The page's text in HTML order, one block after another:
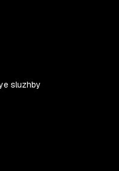
sluzhby